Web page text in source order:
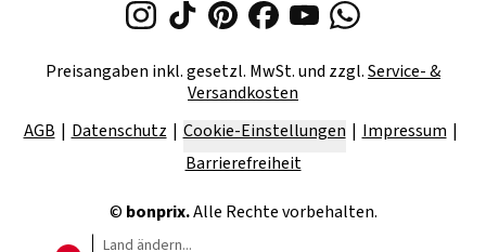
Preisangaben inkl. gesetzl. MwSt. und zzgl.Service- &
Versandkosten
AGB
Datenschutz Cookie-Einstellungen
Impressum
Barrierefreiheit
© bonprix.Alle Rechte vorbehalten.
Land ändern...